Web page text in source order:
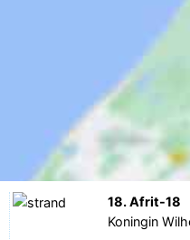
18. Afrit-18
Koningin